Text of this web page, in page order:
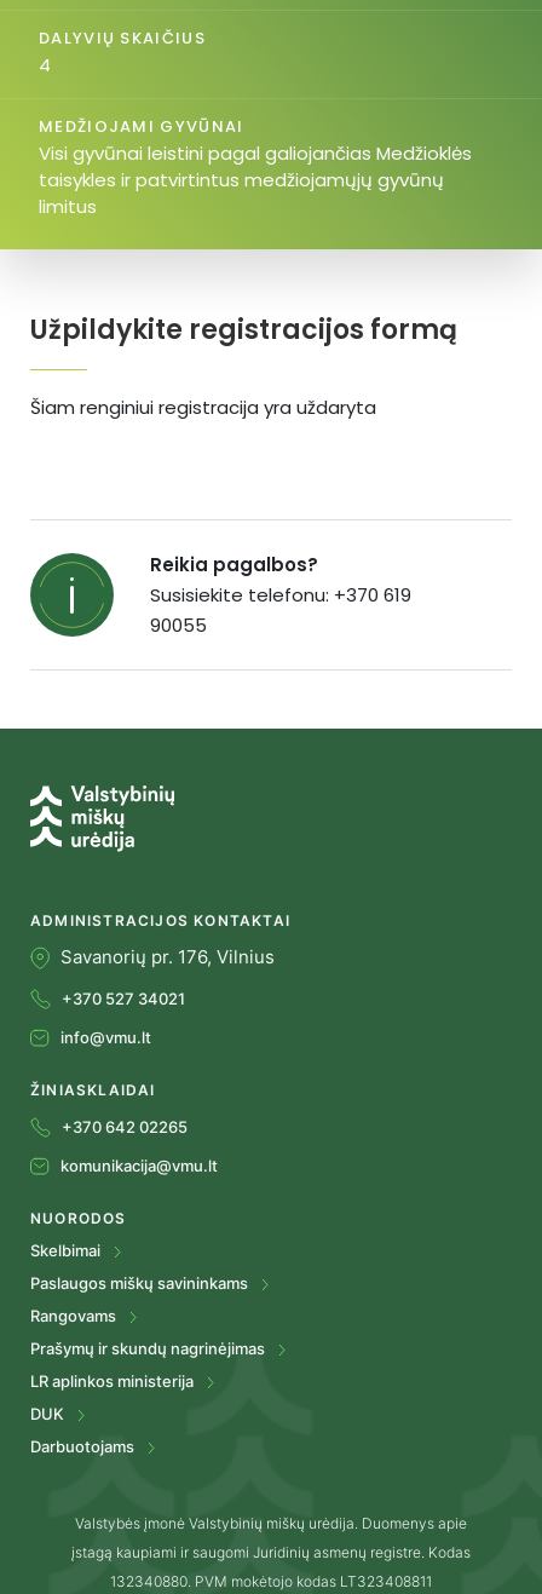
Užpildykite registracijos formą
Šiam renginiui registracija yra uždaryta
DALYVIŲ SKAIČIUS
4
MEDŽIOJAMI GYVŪNAI
Visi gyvūnai leistini pagal galiojančias Medžioklės
taisykles ir patvirtintus medžiojamųjų gyvūnų
limitus
Reikia pagalbos?
Susisiekite telefonu: +370 619
90055
ADMINISTRACIJOS KONTAKTAI
Savanorių pr. 176, Vilnius
+370 527 34021
info@vmu.lt
ŽINIASKLAIDAI
+370 642 02265
komunikacija@vmu.lt
NUORODOS
Skelbimai
Paslaugos miškų savininkams
Rangovams
Prašymų ir skundų nagrinėjimas
LR aplinkos ministerija
DUK
Darbuotojams
Valstybės įmonė Valstybinių miškų urėdija. Duomenys apie
įstagą kaupiami ir saugomi Juridinių asmenų registre. Kodas
132340880. PVM mokėtojo kodas LT323408811